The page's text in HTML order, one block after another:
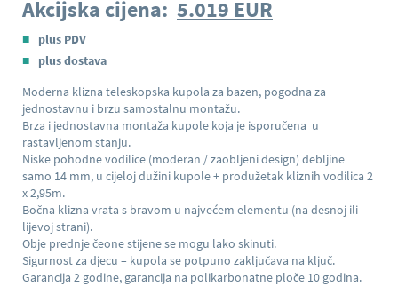
Akcijska cijena: 5.019 EUR
plus PDV
plus dostava
Moderna klizna teleskopska kupola za bazen, pogodna za
jednostavnu i brzu samostalnu montažu.
Brza i jednostavna montaža kupole koja je isporučena u
rastavljenom stanju.
Niske pohodne vodilice (moderan / zaobljeni design) debljine
samo 14 mm, u cijeloj dužini kupole + produžetak kliznih vodilica 2
x 2,95m.
Bočna klizna vrata s bravom u najvećem elementu (na desnoj ili
lijevoj strani).
Obje prednje čeone stijene se mogu lako skinuti.
Sigurnost za djecu – kupola se potpuno zaključava na ključ.
Garancija 2 godine, garancija na polikarbonatne ploče 10 godina.